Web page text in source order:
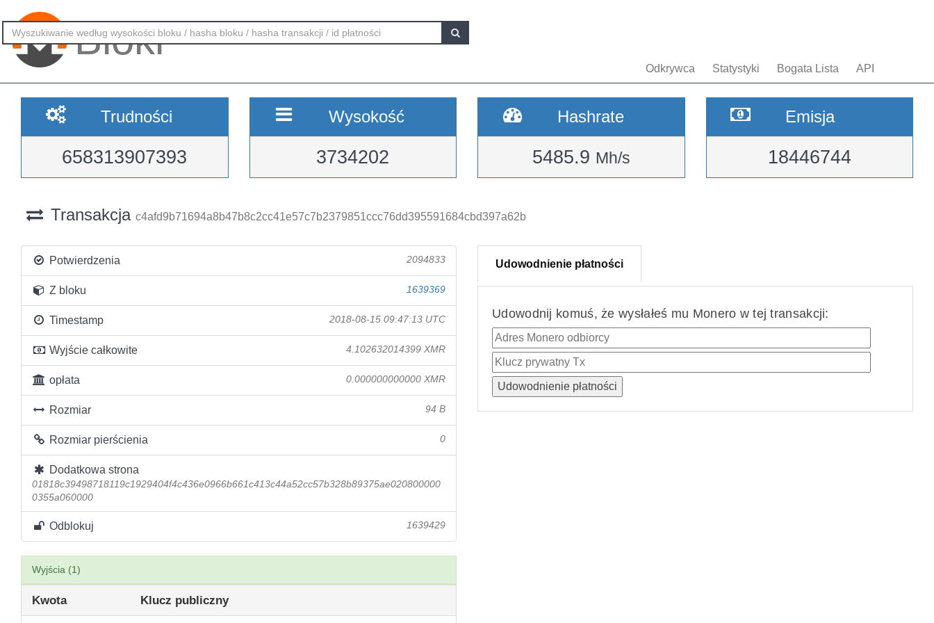
Bloki
Odkrywca Statystyki Bogata Lista API
Trudności
658313907393
Wysokość
3734202
Hashrate
5485.9 Mh/s
Emisja
18446744
Transakcja c4afd9b71694a8b47b8c2cc41e57c7b2379851ccc76dd395591684cbd397a62b
Potwierdzenia 2094833
Z bloku 1639369
Timestamp 2018-08-15 09:47:13 UTC
Wyjście całkowite 4.102632014399 XMR
opłata 0.000000000000 XMR
Rozmiar 94 B
Rozmiar pierścienia 0
Dodatkowa strona
01818c39498718119c1929404f4c436e0966b661c413c44a52cc57b328b89375ae020800000
0355a060000
Odblokuj 1639429
Udowodnienie płatności
Udowodnij komuś, że wysłałeś mu Monero w tej transakcji:
Wyjścia (1)
Kwota Klucz publiczny